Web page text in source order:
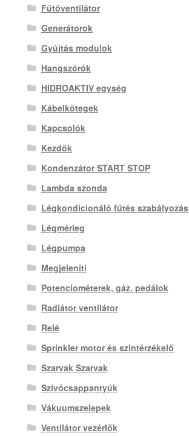
Fűtőventilátor
Generátorok
Gyújtás modulok
Hangszórók
HIDROAKTIV egység
Kábelkötegek
Kapcsolók
Kezdők
Kondenzátor START STOP
Lambda szonda
Légkondicionáló fűtés szabályozás
Légmérleg
Légpumpa
Megjeleníti
Potenciométerek, gáz. pedálok
Radiátor ventilátor
Relé
Sprinkler motor és szintérzékelő
Szarvak Szarvak
Szívócsappantyúk
Vákuumszelepek
Ventilátor vezérlők